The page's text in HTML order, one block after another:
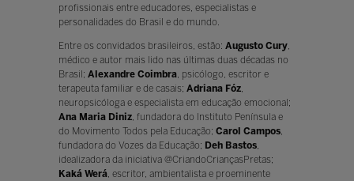
profissionais entre educadores, especialistas e
personalidades do Brasil e do mundo.
Entre os convidados brasileiros, estão: Augusto Cury,
médico e autor mais lido nas últimas duas décadas no
Brasil; Alexandre Coimbra, psicólogo, escritor e
terapeuta familiar e de casais; Adriana Fóz,
neuropsicóloga e especialista em educação emocional;
Ana Maria Diniz, fundadora do Instituto Península e
do Movimento Todos pela Educação; Carol Campos,
fundadora do Vozes da Educação; Deh Bastos,
idealizadora da iniciativa @CriandoCriançasPretas;
Kaká Werá, escritor, ambientalista e proeminente